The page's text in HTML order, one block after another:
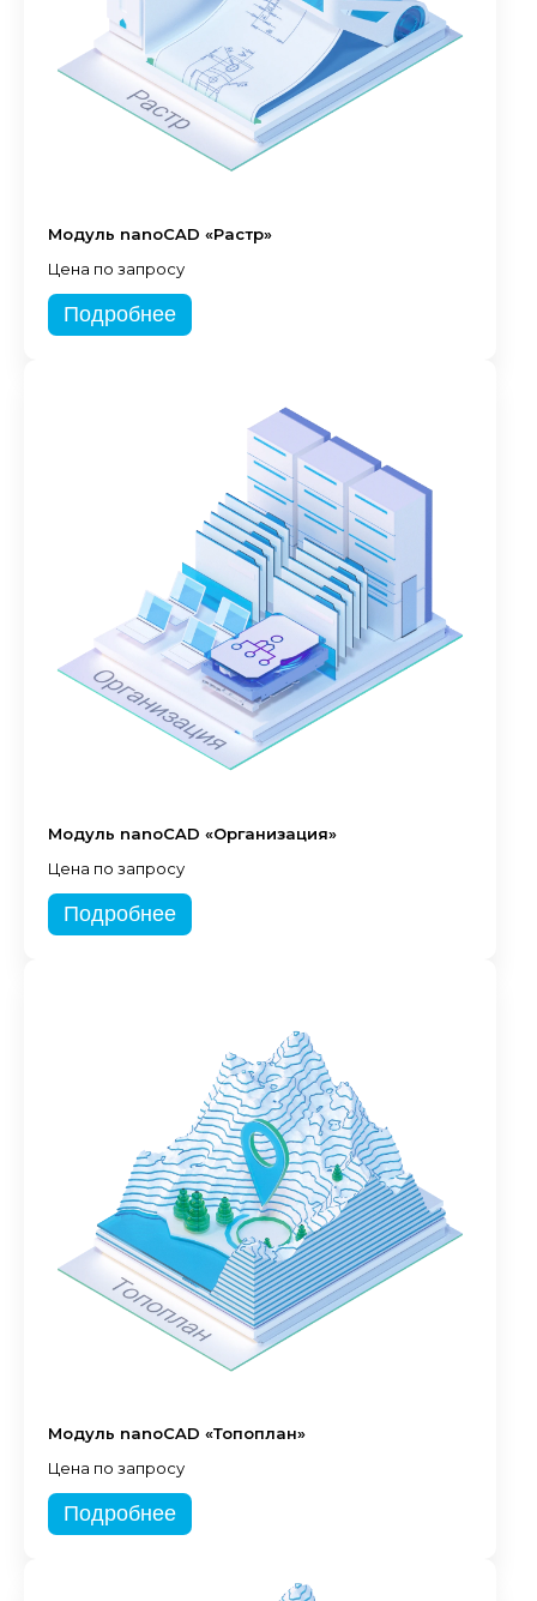
Модуль nanoCAD «Растр»
Цена по запросу
Подробнее
Модуль nanoCAD «Организация»
Цена по запросу
Подробнее
Модуль nanoCAD «Топоплан»
Цена по запросу
Подробнее